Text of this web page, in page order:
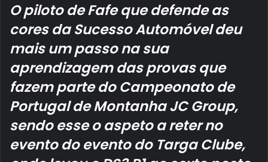
O piloto de Fafe que defende as
cores da Sucesso Automóvel deu
mais um passo na sua
aprendizagem das provas que
fazem parte do Campeonato de
Portugal de Montanha JC Group,
sendo esse o aspeto a reter no
evento do evento do Targa Clube,